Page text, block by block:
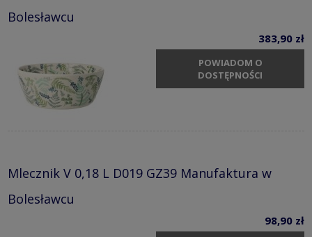
Bolesławcu
383,90 zł
POWIADOM O
DOSTĘPNOŚCI
Mlecznik V 0,18 L D019 GZ39 Manufaktura w
Bolesławcu
98,90 zł